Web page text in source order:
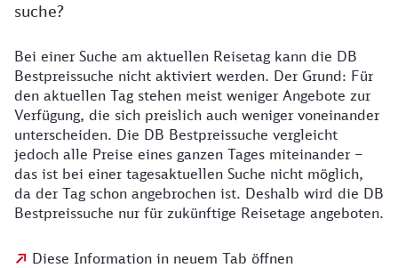
suche?
Bei einer Suche am aktuellen Reisetag kann die DB
Bestpreissuche nicht aktiviert werden. Der Grund: Für
den aktuellen Tag stehen meist weniger Angebote zur
Verfügung, die sich preislich auch weniger voneinander
unterscheiden. Die DB Bestpreissuche vergleicht
jedoch alle Preise eines ganzen Tages miteinander –
das ist bei einer tagesaktuellen Suche nicht möglich,
da der Tag schon angebrochen ist. Deshalb wird die DB
Bestpreissuche nur für zukünftige Reisetage angeboten.
Diese Information in neuem Tab öffnen